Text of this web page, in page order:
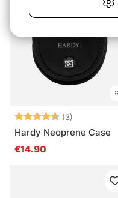
Note: (3)
Hardy Neoprene Case
€14.90